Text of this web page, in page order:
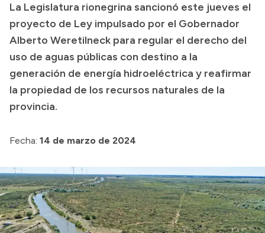
Presupuesto
Boletín Oficial
Compras y licitaciones
Consulta de expedientes
Consulta de pago a proveedores
Convocatorias
La Legislatura rionegrina sancionó este jueves el
proyecto de Ley impulsado por el Gobernador
Alberto Weretilneck para regular el derecho del
uso de aguas públicas con destino a la
generación de energía hidroeléctrica y reafirmar
la propiedad de los recursos naturales de la
provincia.
Fecha: 14 de marzo de 2024